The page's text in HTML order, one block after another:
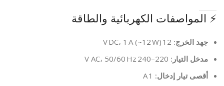
⚡ المواصفات الكهربائية والطاقة
جهد الخرج:
مدخل التيار:
أقصى تيار إدخال: